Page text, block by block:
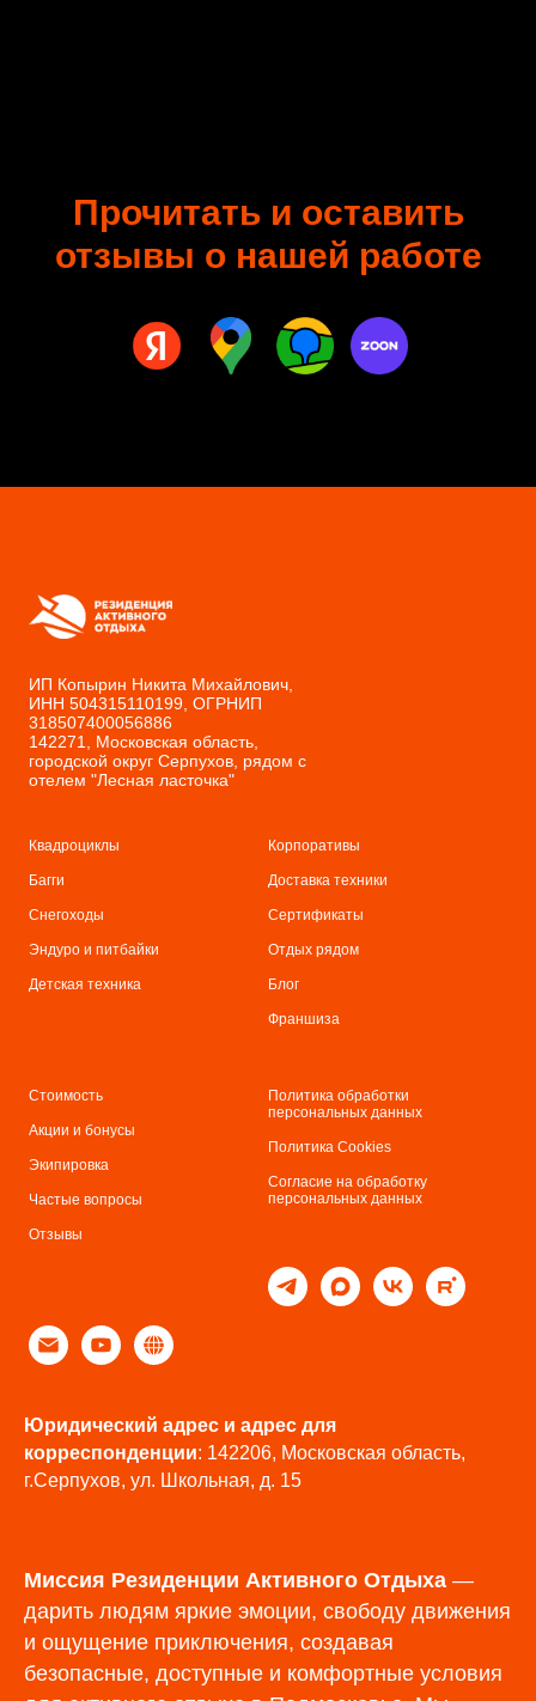
Прочитать и оставить
отзывы о нашей работе
ИП Копырин Никита Михайлович,
ИНН 504315110199, ОГРНИП
318507400056886
142271, Московская область,
городской округ Серпухов, рядом с
отелем "Лесная ласточка"
Квадроциклы
Багги
Снегоходы
Эндуро и питбайки
Детская техника
Корпоративы
Доставка техники
Сертификаты
Отдых рядом
Блог
Франшиза
Стоимость
Акции и бонусы
Экипировка
Частые вопросы
Отзывы
Политика обработки
персональных данных
Политика Cookies
Согласие на обработку
персональных данных
Юридический адрес и адрес для
корреспонденции: 142206, Московская область,
г.Серпухов, ул. Школьная, д. 15
Миссия Резиденции Активного Отдыха —
дарить людям яркие эмоции, свободу движения
и ощущение приключения, создавая
безопасные, доступные и комфортные условия